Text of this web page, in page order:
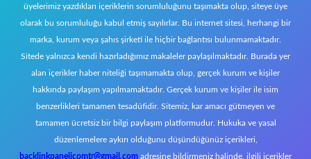
üyelerimiz yazdıkları içeriklerin sorumluluğunu taşımakta olup, siteye üye
olarak bu sorumluluğu kabul etmiş sayılırlar. Bu internet sitesi, herhangi bir
marka, kurum veya şahıs şirketi ile hiçbir bağlantısı bulunmamaktadır.
Sitede yalnızca kendi hazırladığımız makaleler paylaşılmaktadır. Burada yer
alan içerikler haber niteliği taşımamakta olup, gerçek kurum ve kişiler
hakkında paylaşım yapılmamaktadır. Gerçek kurum ve kişiler ile isim
benzerlikleri tamamen tesadüfidir. Sitemiz, kar amacı gütmeyen ve
tamamen ücretsiz bir bilgi paylaşım platformudur. Hukuka ve yasal
düzenlemelere aykırı olduğunu düşündüğünüz içerikleri,
backlinkpanelicomtr@gmail.com adresine bildirmeniz halinde, ilgili içerikler